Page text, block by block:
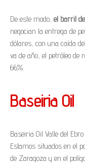
De este modo, el barril
negocian la entrega de
dólares, con una caída
va de año, el petróleo de
66%.
Baseiria Oil
Baseiria Oil Valle del
Estamos situados en el
de Zaragoza y en el